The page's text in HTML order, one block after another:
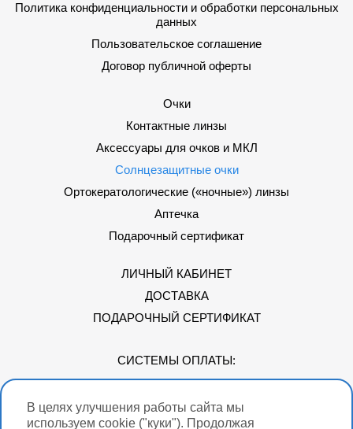
В целях улучшения работы сайта мы
используем cookie ("куки"). Продолжая
Политика конфиденциальности и обработки персональных
данных
Пользовательское соглашение
Договор публичной оферты
Очки
Контактные линзы
Аксессуары для очков и МКЛ
Солнцезащитные очки
Ортокератологические («ночные») линзы
Аптечка
Подарочный сертификат
ЛИЧНЫЙ КАБИНЕТ
ДОСТАВКА
ПОДАРОЧНЫЙ СЕРТИФИКАТ
СИСТЕМЫ ОПЛАТЫ:
Мы в соцсетях